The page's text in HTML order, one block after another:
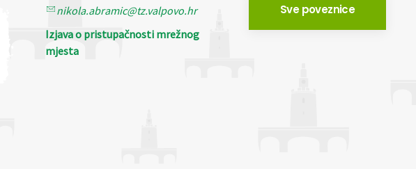
nikola.abramic@tz.valpovo.hr
Izjava o pristupačnosti mrežnog
mjesta
Sve poveznice